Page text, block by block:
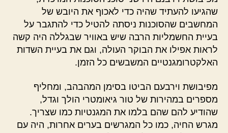
שהגיעו להעתיד שהיה כדי לאכוף את היובש של
המחשבים שהסוכנות ניסתה להטיל כדי להתגבר על
בעיית החשמליות הרבה שיש באוויר שבגללה היה קשה
לראות אפילו את הבוקר העולה, וגם את בעיית השדות
האלקטרומגנטיים המשבשים כל הזמן.
מפיבושת וירבעם הביטו בסימן המהבהב, ומחליף
מספרים במהירות של טור גיאומטרי הולך וגדל,
שהודיע להם שהם בלמו את המגנטיות כמו שצריך.
מגרש החיה, כמו כל המגרשים בערים אחרות, היה עם